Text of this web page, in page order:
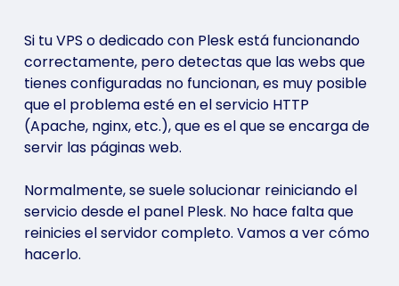
Si tu VPS o dedicado con Plesk está funcionando
correctamente, pero detectas que las webs que
tienes configuradas no funcionan, es muy posible
que el problema esté en el servicio HTTP
(Apache, nginx, etc.), que es el que se encarga de
servir las páginas web.
Normalmente, se suele solucionar reiniciando el
servicio desde el panel Plesk. No hace falta que
reinicies el servidor completo. Vamos a ver cómo
hacerlo.